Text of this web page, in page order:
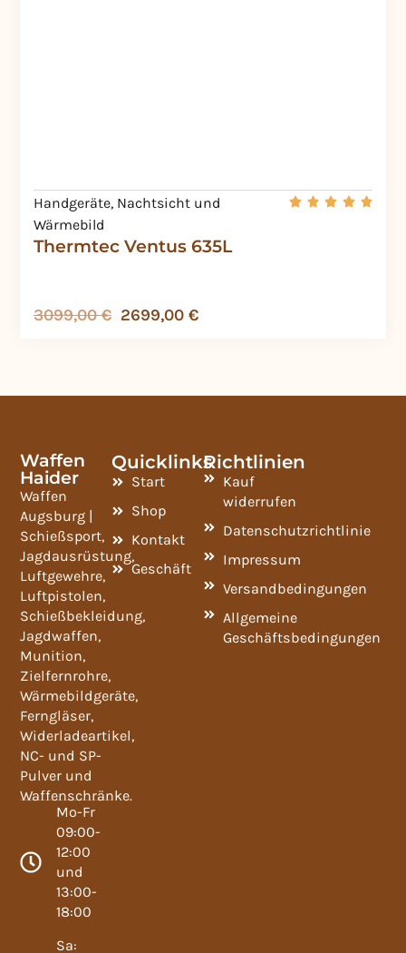
Thermtec Ventus 635L
Handgeräte, Nachtsicht und
Wärmebild
3099,00€ 2699,00 €
Waffen
Haider
Waffen
Augsburg |
Schießsport,
Jagdausrüstung,
Luftgewehre,
Luftpistolen,
Schießbekleidung,
Jagdwaffen,
Munition,
Zielfernrohre,
Wärmebildgeräte,
Ferngläser,
Widerladeartikel,
NC- und SP-
Pulver und
Waffenschränke.
Mo-Fr
09:00-
12:00
und
13:00-
18:00
Sa:
Quicklinks
Start
Shop
Kontakt
Geschäft
Richtlinien
Kauf
widerrufen
Datenschutzrichtlinie
Impressum
Versandbedingungen
Allgemeine
Geschäftsbedingungen